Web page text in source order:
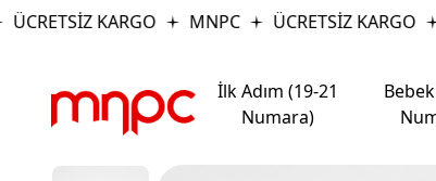
KARGO MNPC ÜCRETSİZ KARGO
İlk Adım (19-21
Numara)